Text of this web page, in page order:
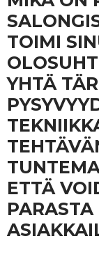
TOIMI
YHTÄ
ETTÄ